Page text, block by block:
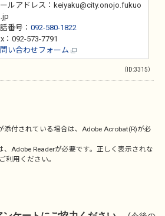
ルアドレス：keiyaku@city.onojo.fukuo
番号： 092-580-1822
：092-573-7791
い合わせフォーム
（ID:3315）
添付されている場合は、Adobe Acrobat(R)が必
、Adobe Readerが必要です。正しく表示されな
利用ください。